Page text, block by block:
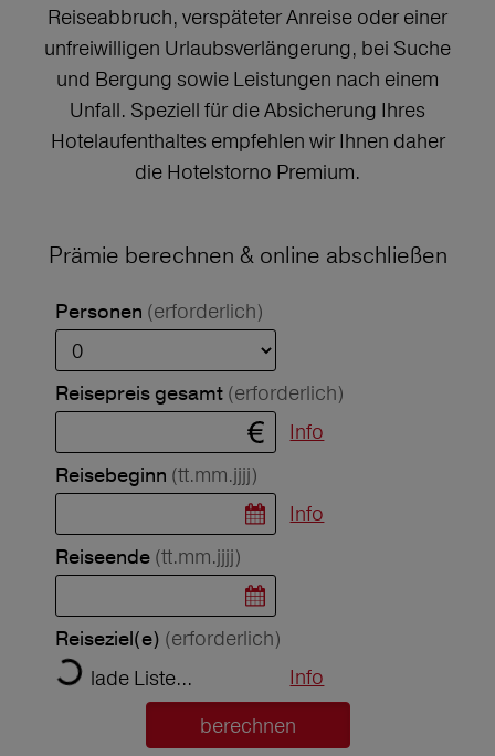
Reiseabbruch, verspäteter Anreise oder einer
unfreiwilligen Urlaubsverlängerung, bei Suche
und Bergung sowie Leistungen nach einem
Unfall. Speziell für die Absicherung Ihres
Hotelaufenthaltes empfehlen wir Ihnen daher
die Hotelstorno Premium.
Prämie berechnen & online abschließen
Personen (erforderlich)
Reisepreis gesamt (erforderlich)
Info
Reisebeginn (tt.mm.jjjj)
Info
Reiseende (tt.mm.jjjj)
Reiseziel(e) (erforderlich)
lade Liste...
Info
berechnen